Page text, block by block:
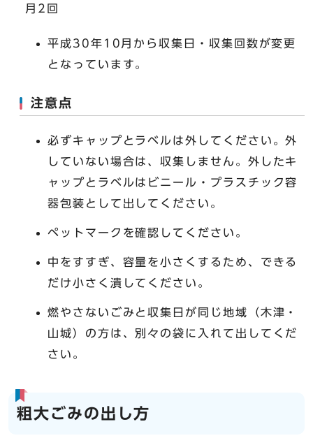
月2回
平成30年10月から収集日・収集回数が変更
となっています。
注意点
必ずキャップとラベルは外してください。外
していない場合は、収集しません。外したキ
ャップとラベルはビニール・プラスチック容
器包装として出してください。
ペットマークを確認してください。
中をすすぎ、容量を小さくするため、できる
だけ小さく潰してください。
燃やさないごみと収集日が同じ地域（木津・
山城）の方は、別々の袋に入れて出してくだ
さい。
粗大ごみの出し方